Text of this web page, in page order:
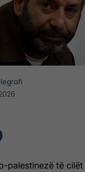
palestinezë të cilët